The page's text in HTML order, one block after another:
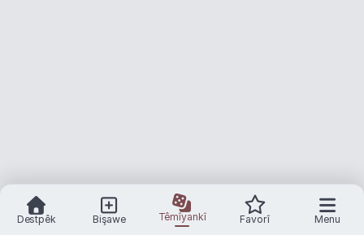
Destpêk Bişawe Têmîyankî Favorî Menu